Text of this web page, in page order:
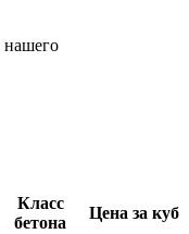
нашего
Класс
бетона
Цена за куб